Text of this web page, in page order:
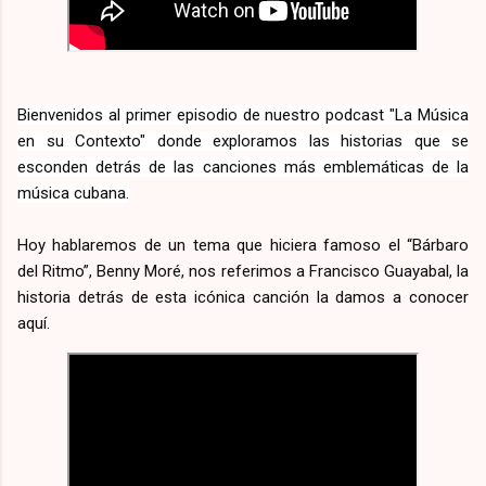
Bienvenidos al primer episodio de nuestro podcast "La Música
en su Contexto" donde exploramos las historias que se
esconden detrás de las canciones más emblemáticas de la
música cubana.
Hoy hablaremos de un tema que hiciera famoso el “Bárbaro
del Ritmo”, Benny Moré, nos referimos a Francisco Guayabal, la
historia detrás de esta icónica canción la damos a conocer
aquí.